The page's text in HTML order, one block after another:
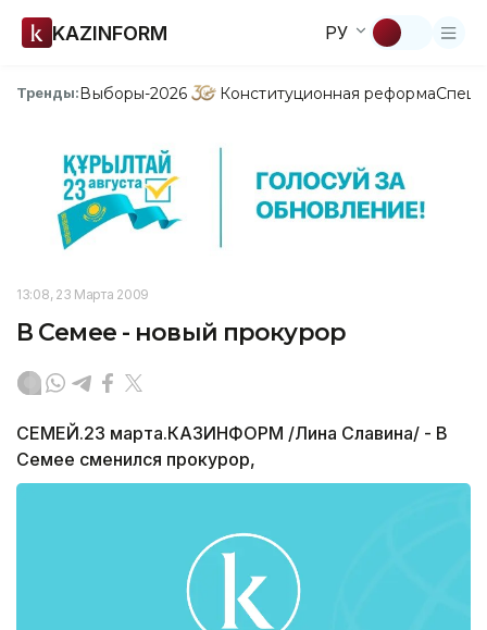
KAZINFORM РУ
Тренды:Выборы-2026 Конституционная реформа
13:08, 23 Марта 2009
В Семее - новый прокурор
СЕМЕЙ.23 марта.КАЗИНФОРМ /Лина Славина/ - В
Семее сменился прокурор,